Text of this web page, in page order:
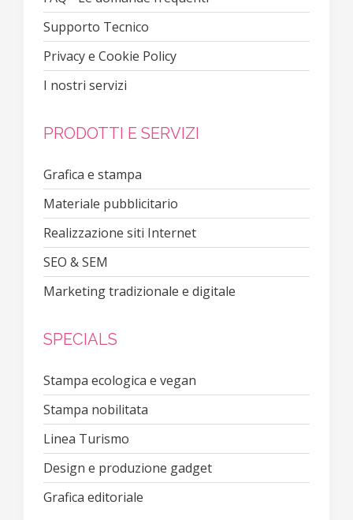
Supporto Tecnico
Privacy e Cookie Policy
I nostri servizi
PRODOTTI E SERVIZI
Grafica e stampa
Materiale pubblicitario
Realizzazione siti Internet
SEO & SEM
Marketing tradizionale e digitale
SPECIALS
Stampa ecologica e vegan
Stampa nobilitata
Linea Turismo
Design e produzione gadget
Grafica editoriale